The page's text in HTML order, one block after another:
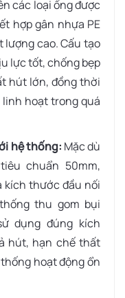
các loại ống được
hợp gân nhựa PE
cao. Cấu tạo
lực tốt, chống bẹp
hút lớn, đồng thời
linh hoạt trong quá
hệ thống: Mặc dù
chuẩn 50mm,
kích thước đầu nối
thu gom bụi
dụng đúng kích
hút, hạn chế thất
hoạt động ổn